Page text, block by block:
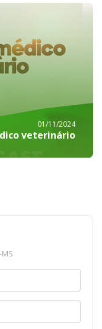
01/11/2024
veterinário